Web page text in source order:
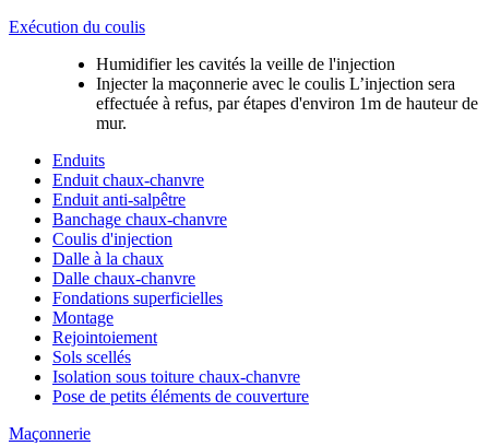
Exécution du coulis
Humidifier les cavités la veille de l'injection
Injecter la maçonnerie avec le coulis L’injection sera
effectuée à refus, par étapes d'environ 1m de hauteur de
mur.
Enduits
Enduit chaux-chanvre
Enduit anti-salpêtre
Banchage chaux-chanvre
Coulis d'injection
Dalle à la chaux
Dalle chaux-chanvre
Fondations superficielles
Montage
Rejointoiement
Sols scellés
Isolation sous toiture chaux-chanvre
Pose de petits éléments de couverture
Maçonnerie